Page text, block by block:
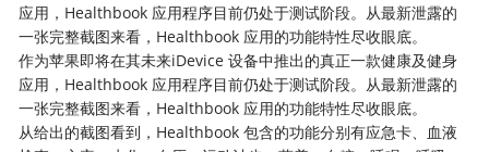
应用，Healthbook 应用程序目前仍处于测试阶段。从最新泄露的
一张完整截图来看，Healthbook 应用的功能特性尽收眼底。
作为苹果即将在其未来iDevice 设备中推出的真正一款健康及健身
应用，Healthbook 应用程序目前仍处于测试阶段。从最新泄露的
一张完整截图来看，Healthbook 应用的功能特性尽收眼底。
从给出的截图看到，Healthbook 包含的功能分别有应急卡、血液